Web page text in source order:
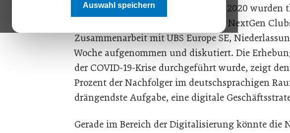
Auswahl speichern
Die Ergebnisse der
2020 wurden
Webcast „Die Zeit nach Corona“ des NextGen
Zusammenarbeit mit UBS Europe SE,
Woche aufgenommen und diskutiert. Die
der COVID-19-Krise durchgeführt wurde, zeigt
Prozent der Nachfolger im deutschsprachigen
drängendste Aufgabe, eine digitale
Gerade im Bereich der Digitalisierung könnte die